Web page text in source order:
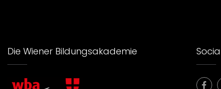
Die Wiener Bildungsakademie